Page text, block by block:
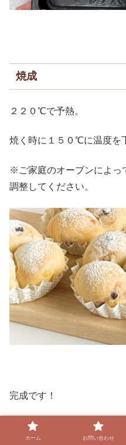
焼成
２２０℃で予熱。
焼く時に１５０℃に温度を
※ご家庭のオーブンによっ
調整してください。
完成です！
ポイント
ホーム お問い合わせ